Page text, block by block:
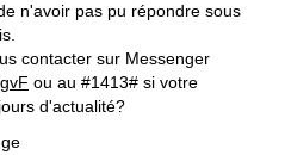
n'avoir pas pu répondre sous
contacter sur Messenger
ou au #1413# si votre
d'actualité?